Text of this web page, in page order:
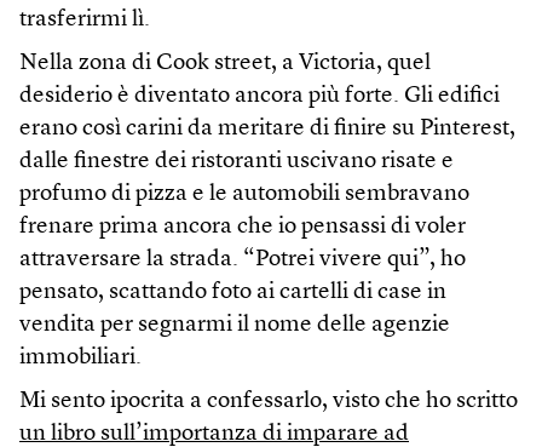
trasferirmi lì.
Nella zona di Cook street, a Victoria, quel
desiderio è diventato ancora più forte. Gli edifici
erano così carini da meritare di finire su Pinterest,
dalle finestre dei ristoranti uscivano risate e
profumo di pizza e le automobili sembravano
frenare prima ancora che io pensassi di voler
attraversare la strada. “Potrei vivere qui”, ho
pensato, scattando foto ai cartelli di case in
vendita per segnarmi il nome delle agenzie
immobiliari.
Mi sento ipocrita a confessarlo, visto che ho scritto
un libro sull’importanza di imparare ad